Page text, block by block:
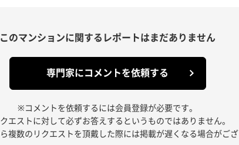
このマンションに関する レポートはまだありません
専門家にコメントを依頼する
※コメントを依頼するには会員登録が必要です。
エストに対して必ずお答えするというものではありません。
複数のリクエストを頂戴した際には掲載が遅くなる場合がご